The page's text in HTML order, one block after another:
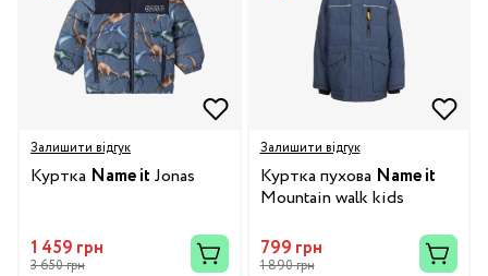
Залишити відгук
Куртка Name it Jonas
1 459 грн
3 650 грн
Залишити відгук
Куртка пухова Name it
Mountain walk kids
799 грн
1 890 грн